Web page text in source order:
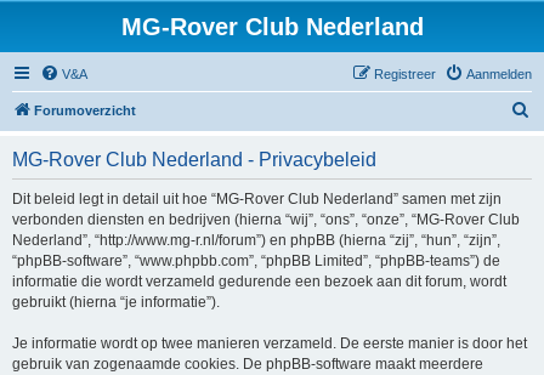
MG-Rover Club Nederland
V&A Aanmelden
Registreer
Forumoverzicht
MG-Rover Club Nederland - Privacybeleid
Dit beleid legt in detail uit hoe “MG-Rover Club Nederland” samen met zijn
verbonden diensten en bedrijven (hierna “wij”, “ons”, “onze”, “MG-Rover Club
Nederland”, “http://www.mg-r.nl/forum”) en phpBB (hierna “zij”, “hun”, “zijn”,
“phpBB-software”, “www.phpbb.com”, “phpBB Limited”, “phpBB-teams”) de
informatie die wordt verzameld gedurende een bezoek aan dit forum, wordt
gebruikt (hierna “je informatie”).
Je informatie wordt op twee manieren verzameld. De eerste manier is door het
gebruik van zogenaamde cookies. De phpBB-software maakt meerdere